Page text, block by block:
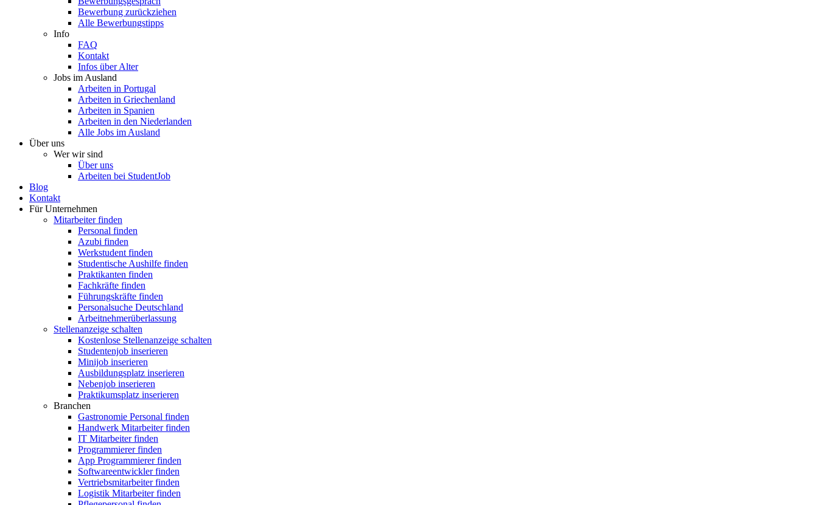
Bewerbung zurückziehen
Alle Bewerbungstipps
Info
FAQ
Kontakt
Infos über Alter
Jobs im Ausland
Arbeiten in Portugal
Arbeiten in Griechenland
Arbeiten in Spanien
Arbeiten in den Niederlanden
Alle Jobs im Ausland
Über uns
Wer wir sind
Über uns
Arbeiten bei StudentJob
Blog
Kontakt
Für Unternehmen
Mitarbeiter finden
Personal finden
Azubi finden
Werkstudent finden
Studentische Aushilfe finden
Praktikanten finden
Fachkräfte finden
Führungskräfte finden
Personalsuche Deutschland
Arbeitnehmerüberlassung
Stellenanzeige schalten
Kostenlose Stellenanzeige schalten
Studentenjob inserieren
Minijob inserieren
Ausbildungsplatz inserieren
Nebenjob inserieren
Praktikumsplatz inserieren
Branchen
Gastronomie Personal finden
Handwerk Mitarbeiter finden
IT Mitarbeiter finden
Programmierer finden
App Programmierer finden
Softwareentwickler finden
Vertriebsmitarbeiter finden
Logistik Mitarbeiter finden